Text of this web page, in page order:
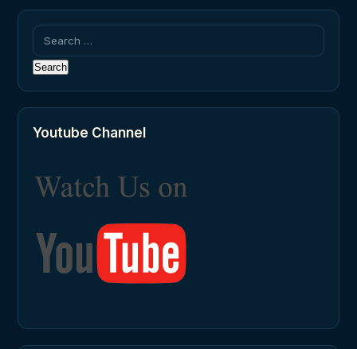
Search
for:
Youtube Channel